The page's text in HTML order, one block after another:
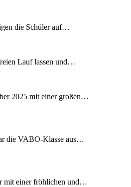
die Schüler auf…
Lauf lassen und…
2025 mit einer großen…
die VABO-Klasse aus…
mit einer fröhlichen und…